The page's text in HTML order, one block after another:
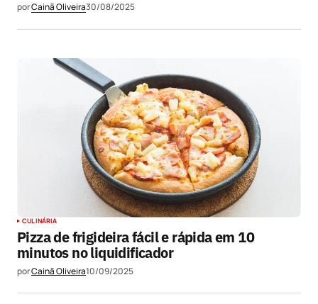
porCainã Oliveira30/08/2025
CULINÁRIA
Pizza de frigideira fácil e rápida em 10
minutos no liquidificador
porCainã Oliveira10/09/2025